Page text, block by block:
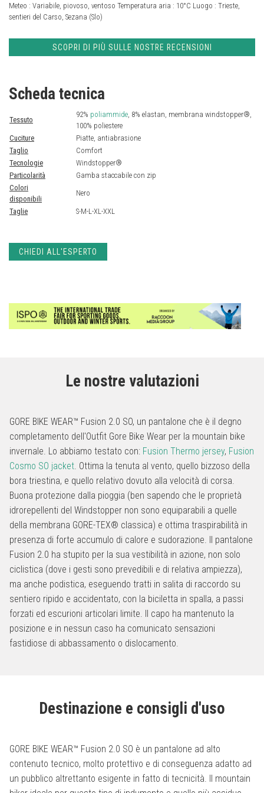
Meteo : Variabile, piovoso, ventoso Temperatura aria : 10°C Luogo : Trieste,
sentieri del Carso, Sezana (Slo)
SCOPRI DI PIÙ SULLE NOSTRE RECENSIONI
Scheda tecnica
Tessuto
92% poliammide, 8% elastan, membrana windstopper®,
100% poliestere
Cuciture
Piatte, antiabrasione
Taglio
Comfort
Tecnologie
Windstopper®
Particolarità
Gamba staccabile con zip
Colori
disponibili
Nero
Taglie S-M-L-XL-XXL
CHIEDI ALL'ESPERTO
Le nostre valutazioni
GORE BIKE WEAR™ Fusion 2.0 SO, un pantalone che è il degno
completamento dell'Outfit Gore Bike Wear per la mountain bike
invernale. Lo abbiamo testato con: Fusion Thermo jersey, Fusion
Cosmo SO jacket . Ottima la tenuta al vento, quello bizzoso della
bora triestina, e quello relativo dovuto alla velocità di corsa.
Buona protezione dalla pioggia (ben sapendo che le proprietà
idrorepellenti del Windstopper non sono equiparabili a quelle
della membrana GORE-TEX® classica) e ottima traspirabilità in
presenza di forte accumulo di calore e sudorazione. Il pantalone
Fusion 2.0 ha stupito per la sua vestibilità in azione, non solo
ciclistica (dove i gesti sono prevedibili e di relativa ampiezza),
ma anche podistica, eseguendo tratti in salita di raccordo su
sentiero ripido e accidentato, con la biciletta in spalla, a passi
forzati ed escurioni articolari limite. Il capo ha mantenuto la
posizione e in nessun caso ha comunicato sensazioni
fastidiose di abbassamento o dislocamento.
Destinazione e consigli d'uso
GORE BIKE WEAR™ Fusion 2.0 SO è un pantalone ad alto
contenuto tecnico, molto protettivo e di conseguenza adatto ad
un pubblico altrettanto esigente in fatto di tecnicità. Il mountain